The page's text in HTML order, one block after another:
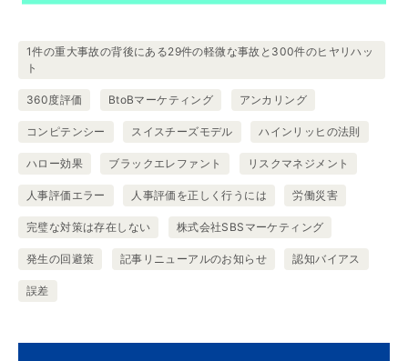
1件の重大事故の背後にある29件の軽微な事故と300件のヒヤリハッ
ト
360度評価 BtoBマーケティング アンカリング
コンピテンシー スイスチーズモデル ハインリッヒの法則
ハロー効果 ブラックエレファント リスクマネジメント
人事評価エラー 人事評価を正しく行うには 労働災害
完璧な対策は存在しない 株式会社SBSマーケティング
発生の回避策 記事リニューアルのお知らせ 認知バイアス
誤差